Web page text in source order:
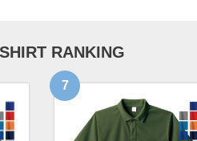
RANKING